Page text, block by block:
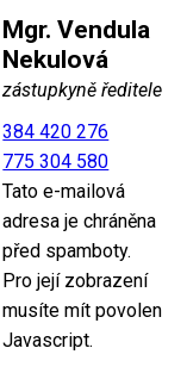
Mgr. Vendula
Nekulová
zástupkyně ředitele
384 420 276
775 304 580
Tato e-mailová
adresa je chráněna
před spamboty.
Pro její zobrazení
musíte mít povolen
Javascript.